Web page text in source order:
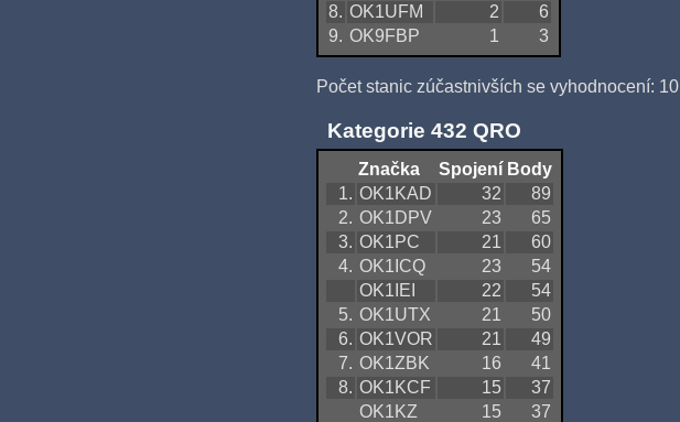
8. OK1UFM 2
6
9. OK9FBP 1 3
Počet stanic zúčastnivších se vyhodnocení: 10
Kategorie 432 QRO
Značka Spojení Body
1. OK1KAD 32
89
2. OK1DPV 23
65
3. OK1PC 21
60
4. OK1ICQ 23
54
OK1IEI
22
54
5. OK1UTX 21
50
6. OK1VOR 21
49
7. OK1ZBK 16
41
8. OK1KCF 15
37
OK1KZ
15
37